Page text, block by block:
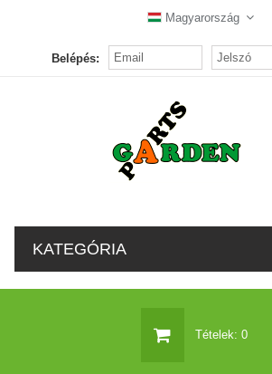
Magyarország
Belépés:
KATEGÓRIA
Tételek: 0